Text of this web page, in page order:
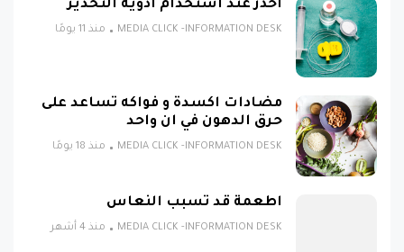
احذر عند استخدام ادوية التخدير
MEDIA CLICK -INFORMATION DESK منذ 11 يومًا
مضادات اكسدة و فواكه تساعد على
حرق الدهون في ان واحد
MEDIA CLICK -INFORMATION DESK منذ 18 يومًا
اطعمة قد تسبب النعاس
MEDIA CLICK -INFORMATION DESK منذ 4 أشهر